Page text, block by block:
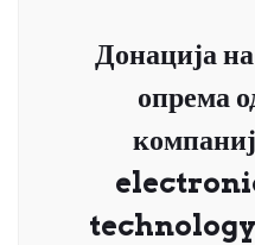
Донација
опрема